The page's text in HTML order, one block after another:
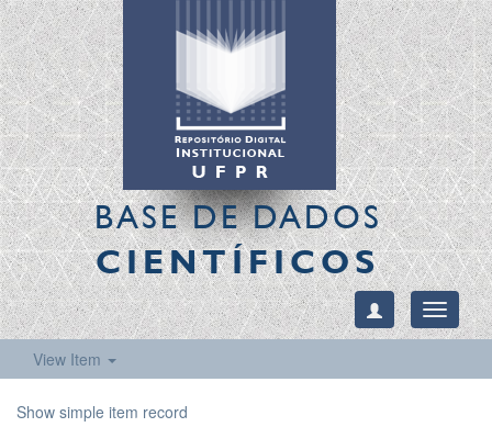
BASE DE DADOS
CIENTÍFICOS
Toggle
View Item
Show simple item record